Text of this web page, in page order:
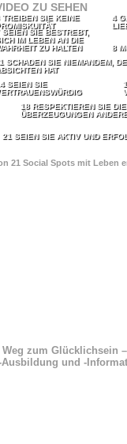
ZU SEHEN
TREIBEN SIE KEINE
4
SEIEN SIE BESTREBT,
IM LEBEN AN DIE
ZU HALTEN
8
SCHADEN SIE NIEMANDEM,
HAT
SEIEN SIE
18 RESPEKTIEREN SIE
ÜBERZEUGUNGEN
21 SEIEN SIE AKTIV UND
21 Social Spots mit Leben
Weg zum Glücklichsein –
und -